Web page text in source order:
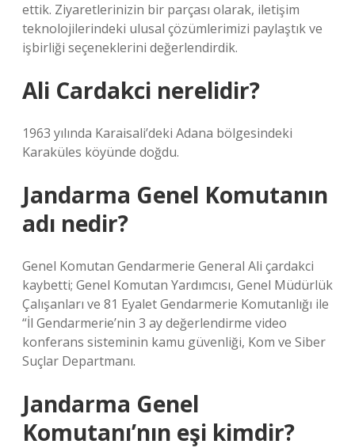
ettik. Ziyaretlerinizin bir parçası olarak, iletişim
teknolojilerindeki ulusal çözümlerimizi paylaştık ve
işbirliği seçeneklerini değerlendirdik.
Ali Cardakci nerelidir?
1963 yılında Karaisali’deki Adana bölgesindeki
Karaküles köyünde doğdu.
Jandarma Genel Komutanın
adı nedir?
Genel Komutan Gendarmerie General Ali çardakci
kaybetti; Genel Komutan Yardımcısı, Genel Müdürlük
Çalışanları ve 81 Eyalet Gendarmerie Komutanlığı ile
“İl Gendarmerie’nin 3 ay değerlendirme video
konferans sisteminin kamu güvenliği, Kom ve Siber
Suçlar Departmanı.
Jandarma Genel
Komutanı’nın eşi kimdir?